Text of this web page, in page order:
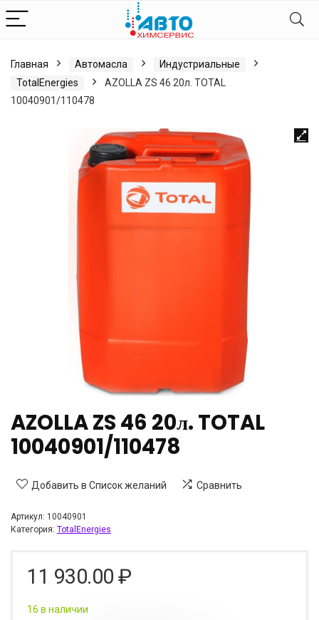
Главная Автомасла
Индустриальные
TotalEnergies
AZOLLA ZS 46 20л. TOTAL
10040901/110478
AZOLLA ZS 46 20л. TOTAL
10040901/110478
Добавить в Список желаний Сравнить
Артикул: 10040901
Категория: TotalEnergies
11 930.00 ₽
16 в наличии